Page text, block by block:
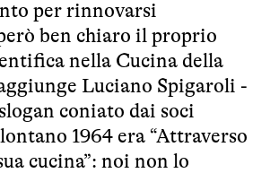
per rinnovarsi
ben chiaro il proprio
nella Cucina della
Luciano Spigaroli -
coniato dai soci
1964 era “Attraverso
cucina”: noi non lo